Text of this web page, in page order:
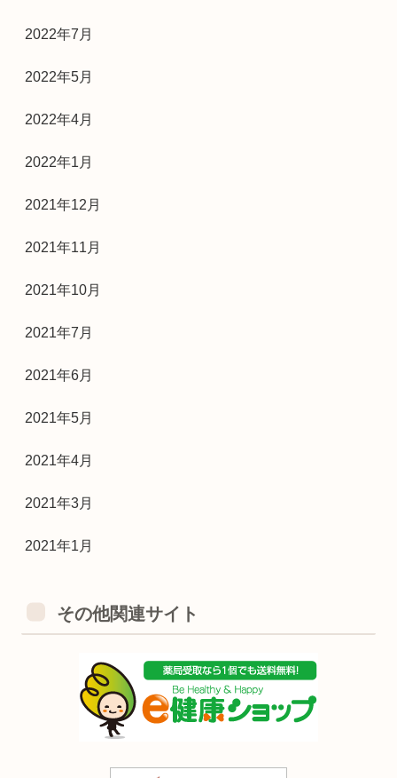
2022年7月
2022年5月
2022年4月
2022年1月
2021年12月
2021年11月
2021年10月
2021年7月
2021年6月
2021年5月
2021年4月
2021年3月
2021年1月
その他関連サイト